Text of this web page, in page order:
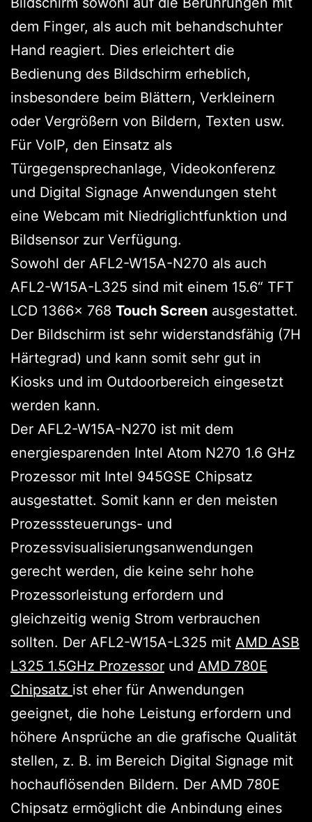
dem Finger, als auch mit behandschuhter
Hand reagiert. Dies erleichtert die
Bedienung des Bildschirm erheblich,
insbesondere beim Blättern, Verkleinern
oder Vergrößern von Bildern, Texten usw.
Für VoIP, den Einsatz als
Türgegensprechanlage, Videokonferenz
und Digital Signage Anwendungen steht
eine Webcam mit Niedriglichtfunktion und
Bildsensor zur Verfügung.
Sowohl der AFL2-W15A-N270 als auch
AFL2-W15A-L325 sind mit einem 15.6“ TFT
LCD 1366x 768 Touch Screen ausgestattet.
Der Bildschirm ist sehr widerstandsfähig (7H
Härtegrad) und kann somit sehr gut in
Kiosks und im Outdoorbereich eingesetzt
werden kann.
Der AFL2-W15A-N270 ist mit dem
energiesparenden Intel Atom N270 1.6 GHz
Prozessor mit Intel 945GSE Chipsatz
ausgestattet. Somit kann er den meisten
Prozesssteuerungs- und
Prozessvisualisierungsanwendungen
gerecht werden, die keine sehr hohe
Prozessorleistung erfordern und
gleichzeitig wenig Strom verbrauchen
sollten. Der AFL2-W15A-L325 mit AMD ASB
L325 1.5GHz Prozessor und AMD 780E
Chipsatz ist eher für Anwendungen
geeignet, die hohe Leistung erfordern und
höhere Ansprüche an die grafische Qualität
stellen, z. B. im Bereich Digital Signage mit
hochauflösenden Bildern. Der AMD 780E
Chipsatz ermöglicht die Anbindung eines